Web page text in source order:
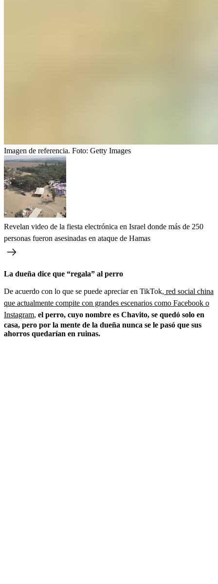
Imagen de referencia. Foto: Getty Images
Revelan video de la fiesta electrónica en Israel donde más de 250
personas fueron asesinadas en ataque de Hamas
La dueña dice que “regala” al perro
De acuerdo con lo que se puede apreciar en TikTok, red social china
que actualmente compite con grandes escenarios como Facebook o
Instagram, el perro, cuyo nombre es Chavito, se quedó solo en
casa, pero por la mente de la dueña nunca se le pasó que sus
ahorros quedarían en ruinas.